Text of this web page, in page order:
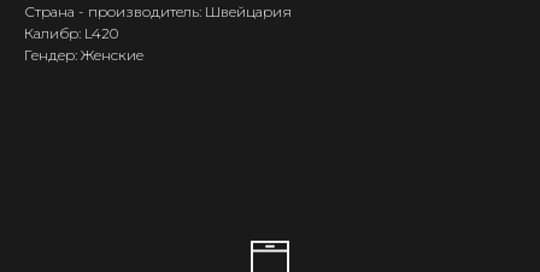
Страна - производитель: Швейцария
Калибр: L420
Гендер: Женские